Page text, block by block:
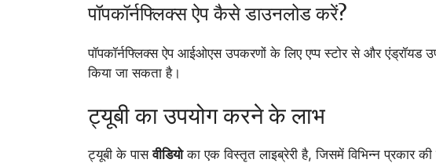
पॉपकॉर्नफ्लिक्स ऐप कैसे डाउनलोड करें?
पॉपकॉर्नफ्लिक्स ऐप आईओएस उपकरणों के लिए एप्प स्टोर से और एंड्रॉयड
किया जा सकता है।
ट्यूबी का उपयोग करने के लाभ
ट्यूबी के पासवीडियोका एक विस्तृत लाइब्रेरी है, जिसमें विभिन्न प्रकार